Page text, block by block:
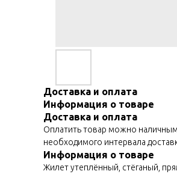
Доставка и оплата
Информация о товаре
Доставка и оплата
Оплатить товар можно
необходимого интервала
Информация о товаре
Жилет утеплённый, стёганый,